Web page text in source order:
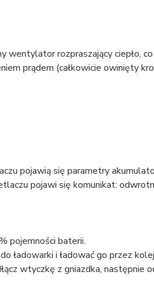
wentylator rozpraszający ciepło,
prądem (całkowicie owinięty
pojawią się parametry
pojawi się komunikat:
pojemności baterii.
ładowarki i ładować go przez
wtyczkę z gniazdka, następnie